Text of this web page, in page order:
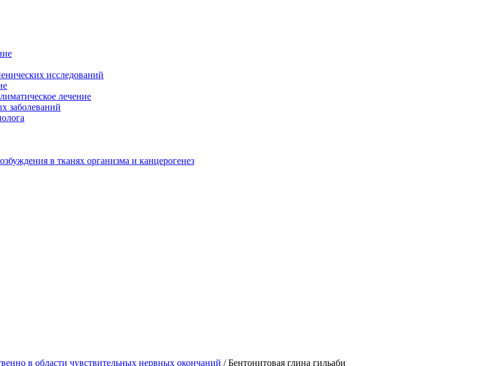
исследований
лечение
заболеваний
в тканях организма и канцерогенез
в области чувствительных нервных окончаний /Бентонитовая глина гильаби